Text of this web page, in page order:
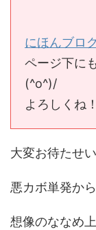
にほんブロ
ページ下に
(^o^)/
よろしくね
大変お待たせ
悪カボ単発から
想像のななめ